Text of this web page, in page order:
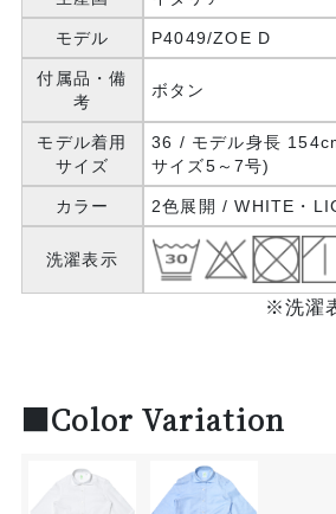
モデル P4049/ZOE D
付属品・備
考
ボタン
モデル着用
サイズ
36 / モデル身長
サイズ5～7号)
カラー 2色展開 / WHITE・
洗濯表示
※洗濯
■Color Variation